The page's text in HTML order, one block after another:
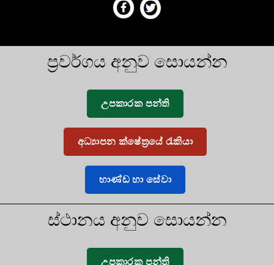
ප්‍රවර්ගය අනුව සොයන්න
උපකාරක පන්ති
අධ්‍යාපන ක්ෂේත්‍රයේ රැකියා
භාණ්ඩ හා සේවා
ස්ථානය අනුව සොයන්න
උපකාරක පන්ති